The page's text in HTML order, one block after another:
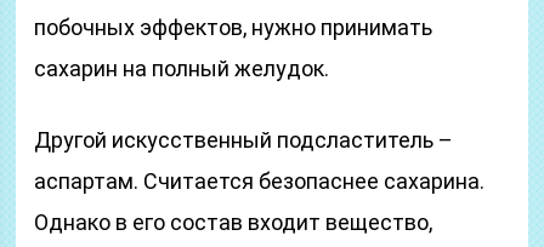
побочных эффектов, нужно принимать
сахарин на полный желудок.
Другой искусственный подсластитель –
аспартам. Считается безопаснее сахарина.
Однако в его состав входит вещество,